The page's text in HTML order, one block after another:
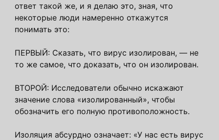
ответ такой же, и я делаю это, зная, что
некоторые люди намеренно откажутся
понимать это:
ПЕРВЫЙ: Сказать, что вирус изолирован, — не
то же самое, что доказать, что он изолирован.
ВТОРОЙ: Исследователи обычно искажают
значение слова «изолированный», чтобы
обозначить его полную противоположность.
Изоляция абсурдно означает: «У нас есть вирус